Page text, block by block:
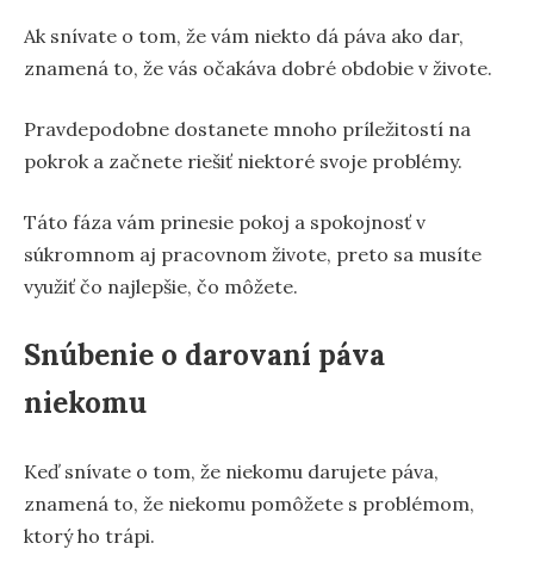
Ak snívate o tom, že vám niekto dá páva ako dar,
znamená to, že vás očakáva dobré obdobie v živote.
Pravdepodobne dostanete mnoho príležitostí na
pokrok a začnete riešiť niektoré svoje problémy.
Táto fáza vám prinesie pokoj a spokojnosť v
súkromnom aj pracovnom živote, preto sa musíte
využiť čo najlepšie, čo môžete.
Snúbenie o darovaní páva
niekomu
Keď snívate o tom, že niekomu darujete páva,
znamená to, že niekomu pomôžete s problémom,
ktorý ho trápi.